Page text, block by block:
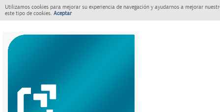
Utilizamos cookies para mejorar su experiencia de navegación y ayudarnos a mejorar
este tipo de cookies. Aceptar